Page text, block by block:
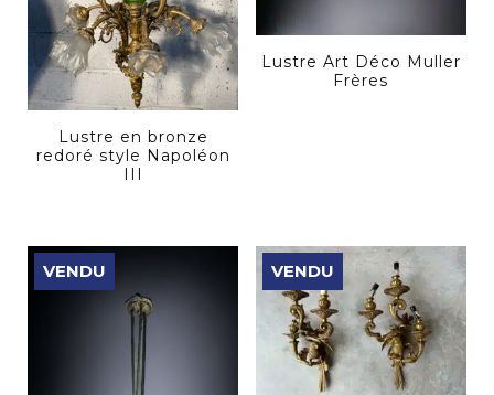
Lustre en bronze
redoré style Napoléon
III
Lustre Art Déco Muller
Frères
VENDU VENDU